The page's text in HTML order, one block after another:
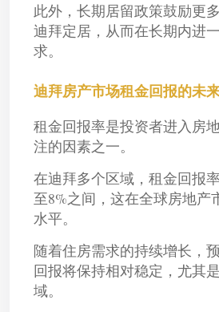
此外，长期居留政策鼓励更
迪拜定居，从而在长期内进
求。
迪拜房产市场租金回报的未
租金回报率是投资者进入房
注的因素之一。
在迪拜多个区域，租金回报
至8%之间，这在全球房地产
水平。
随着住房需求的持续增长，
回报将保持相对稳定，尤其
域。